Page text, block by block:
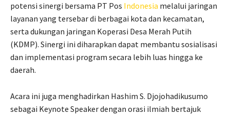
potensi sinergi bersama PT Pos Indonesia melalui jaringan
layanan yang tersebar di berbagai kota dan kecamatan,
serta dukungan jaringan Koperasi Desa Merah Putih
(KDMP). Sinergi ini diharapkan dapat membantu sosialisasi
dan implementasi program secara lebih luas hingga ke
daerah.
Acara ini juga menghadirkan Hashim S. Djojohadikusumo
sebagai Keynote Speaker dengan orasi ilmiah bertajuk